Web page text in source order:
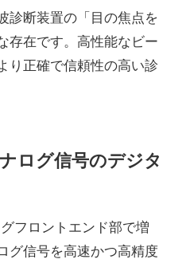
診断装置の「目の焦点を
存在です。高性能なビー
り正確で信頼性の高い診
ログ信号のデジタ
フロントエンド部で増
グ信号を高速かつ高精度